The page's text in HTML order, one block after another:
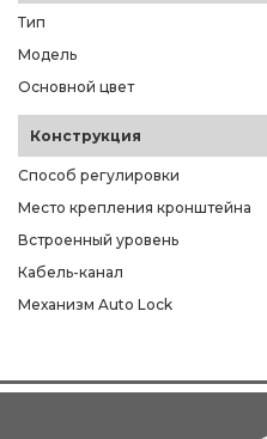
Тип
Модель
Основной цвет
Конструкция
Способ регулировки
Место крепления кронштейна
Встроенный уровень
Кабель-канал
Механизм Auto Lock